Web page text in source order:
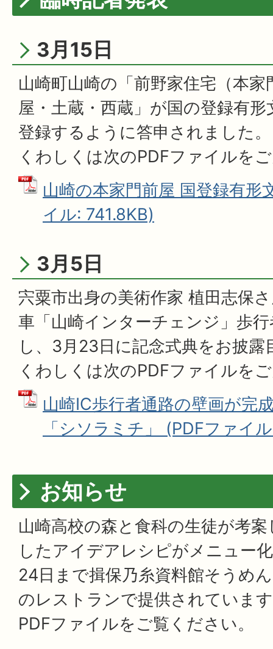
3月15日
山崎町山崎の「前野家住宅（本家
屋・土蔵・西蔵」が国の登録有
登録するように答申されました。
くわしくは次のPDFファイルを
山崎の本家門前屋 国登録有形
イル: 741.8KB)
3月5日
宍粟市出身の美術作家 植田志保
車「山崎インターチェンジ」歩
し、3月23日に記念式典をお披露
くわしくは次のPDFファイルを
山崎IC歩行者通路の壁画が完
「シソラミチ」 (PDFファイ
お知らせ
山崎高校の森と食科の生徒が考
したアイデアレシピがメニュー
24日まで揖保乃糸資料館そうめ
のレストランで提供されていま
PDFファイルをご覧ください。